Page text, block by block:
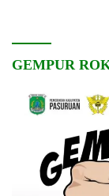
GEMPUR